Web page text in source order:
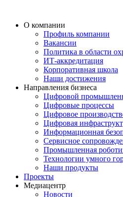
О компании
Профиль компании
Вакансии
Политика в области
ИТ-аккредитация
Корпоративная школа
Наши достижения
Направления бизнеса
Цифровой
Цифровые процессы
Цифровое
Цифровая
Информационная
Сервисное
Промышленная
Технологии умного
Наши продукты
Проекты
Медиацентр
Новости